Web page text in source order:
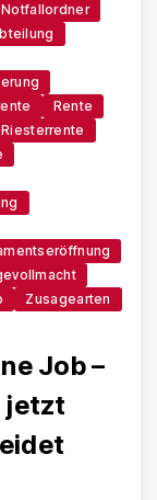
Notfallordner
Rente
Riesterrente
Zusagearten
Job –
jetzt